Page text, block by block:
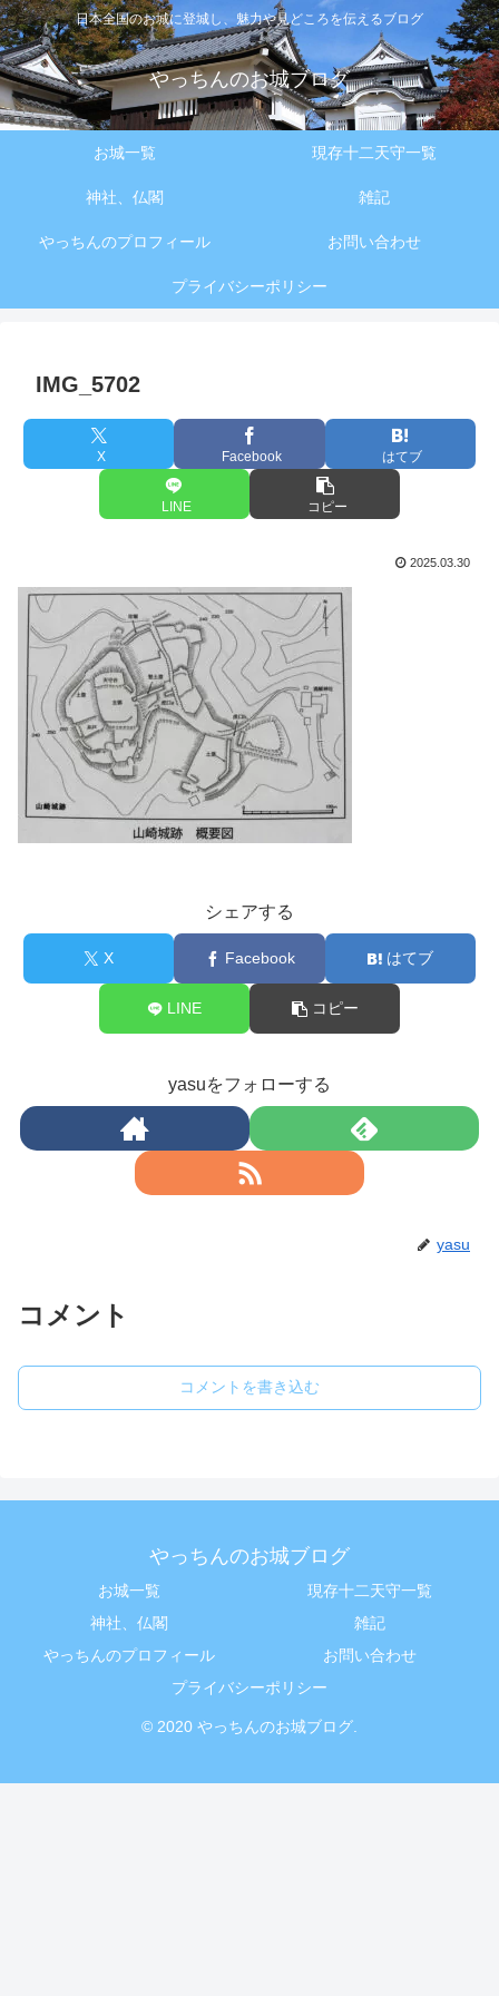
日本全国のお城に登城し、魅力や見どころを伝えるブログ
やっちんのお城ブログ
お城一覧 現存十二天守一覧
神社、仏閣 雑記
やっちんのプロフィール お問い合わせ
プライバシーポリシー
IMG_5702
X Facebook はてブ
LINE コピー
2025.03.30
シェアする
X Facebook はてブ
LINE コピー
yasuをフォローする
yasu
コメント
コメントを書き込む
やっちんのお城ブログ
お城一覧
現存十二天守一覧
神社、仏閣
雑記
やっちんのプロフィール
お問い合わせ
プライバシーポリシー
© 2020 やっちんのお城ブログ.